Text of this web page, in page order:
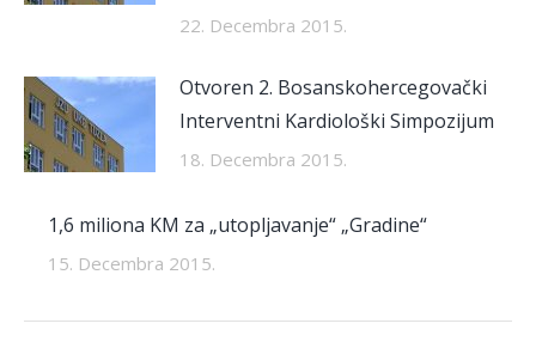
22. Decembra 2015.
Otvoren 2. Bosanskohercegovački
Interventni Kardiološki Simpozijum
18. Decembra 2015.
1,6 miliona KM za „utopljavanje“ „Gradine“
15. Decembra 2015.